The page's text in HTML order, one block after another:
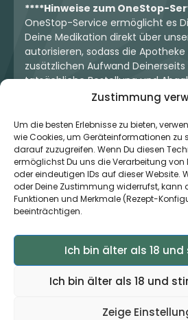
Zustimmung
Um die besten Erlebnisse zu bieten,
wie Cookies, um Geräteinformationen
darauf zuzugreifen. Wenn Du diesen
ermöglichst Du uns die Verarbeitung von
oder eindeutigen IDs auf dieser Website.
oder Deine Zustimmung widerrufst, kann
Funktionen und Merkmale (Rezept-
beeinträchtigen.
Ich bin älter als 18
Ich bin älter als 18 und
Zeige
****Hinweise zum OneStop-
OneStop-Service ermöglicht es
Deine Medikation direkt über
autorisieren, sodass die
zusätzlichen Aufwand Deinerseits
tatsächliche Bestellung und
erfolgt jedoch ausschließlich über
Dir und der Apotheke. Unser
kein pharmazeutisches Angebot
lediglich der komfortablen
Nutzung ist freiwillig und hat
ärztliche Therapieentscheidung
verschriebenen Medikation.
unabhängig und unterliegen den
vorbehalten.